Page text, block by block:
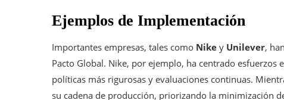
Ejemplos de Implementación
Importantes empresas, tales como Nike y Unilever,
Pacto Global. Nike, por ejemplo, ha centrado
políticas más rigurosas y evaluaciones continuas.
su cadena de producción, priorizando la minimización